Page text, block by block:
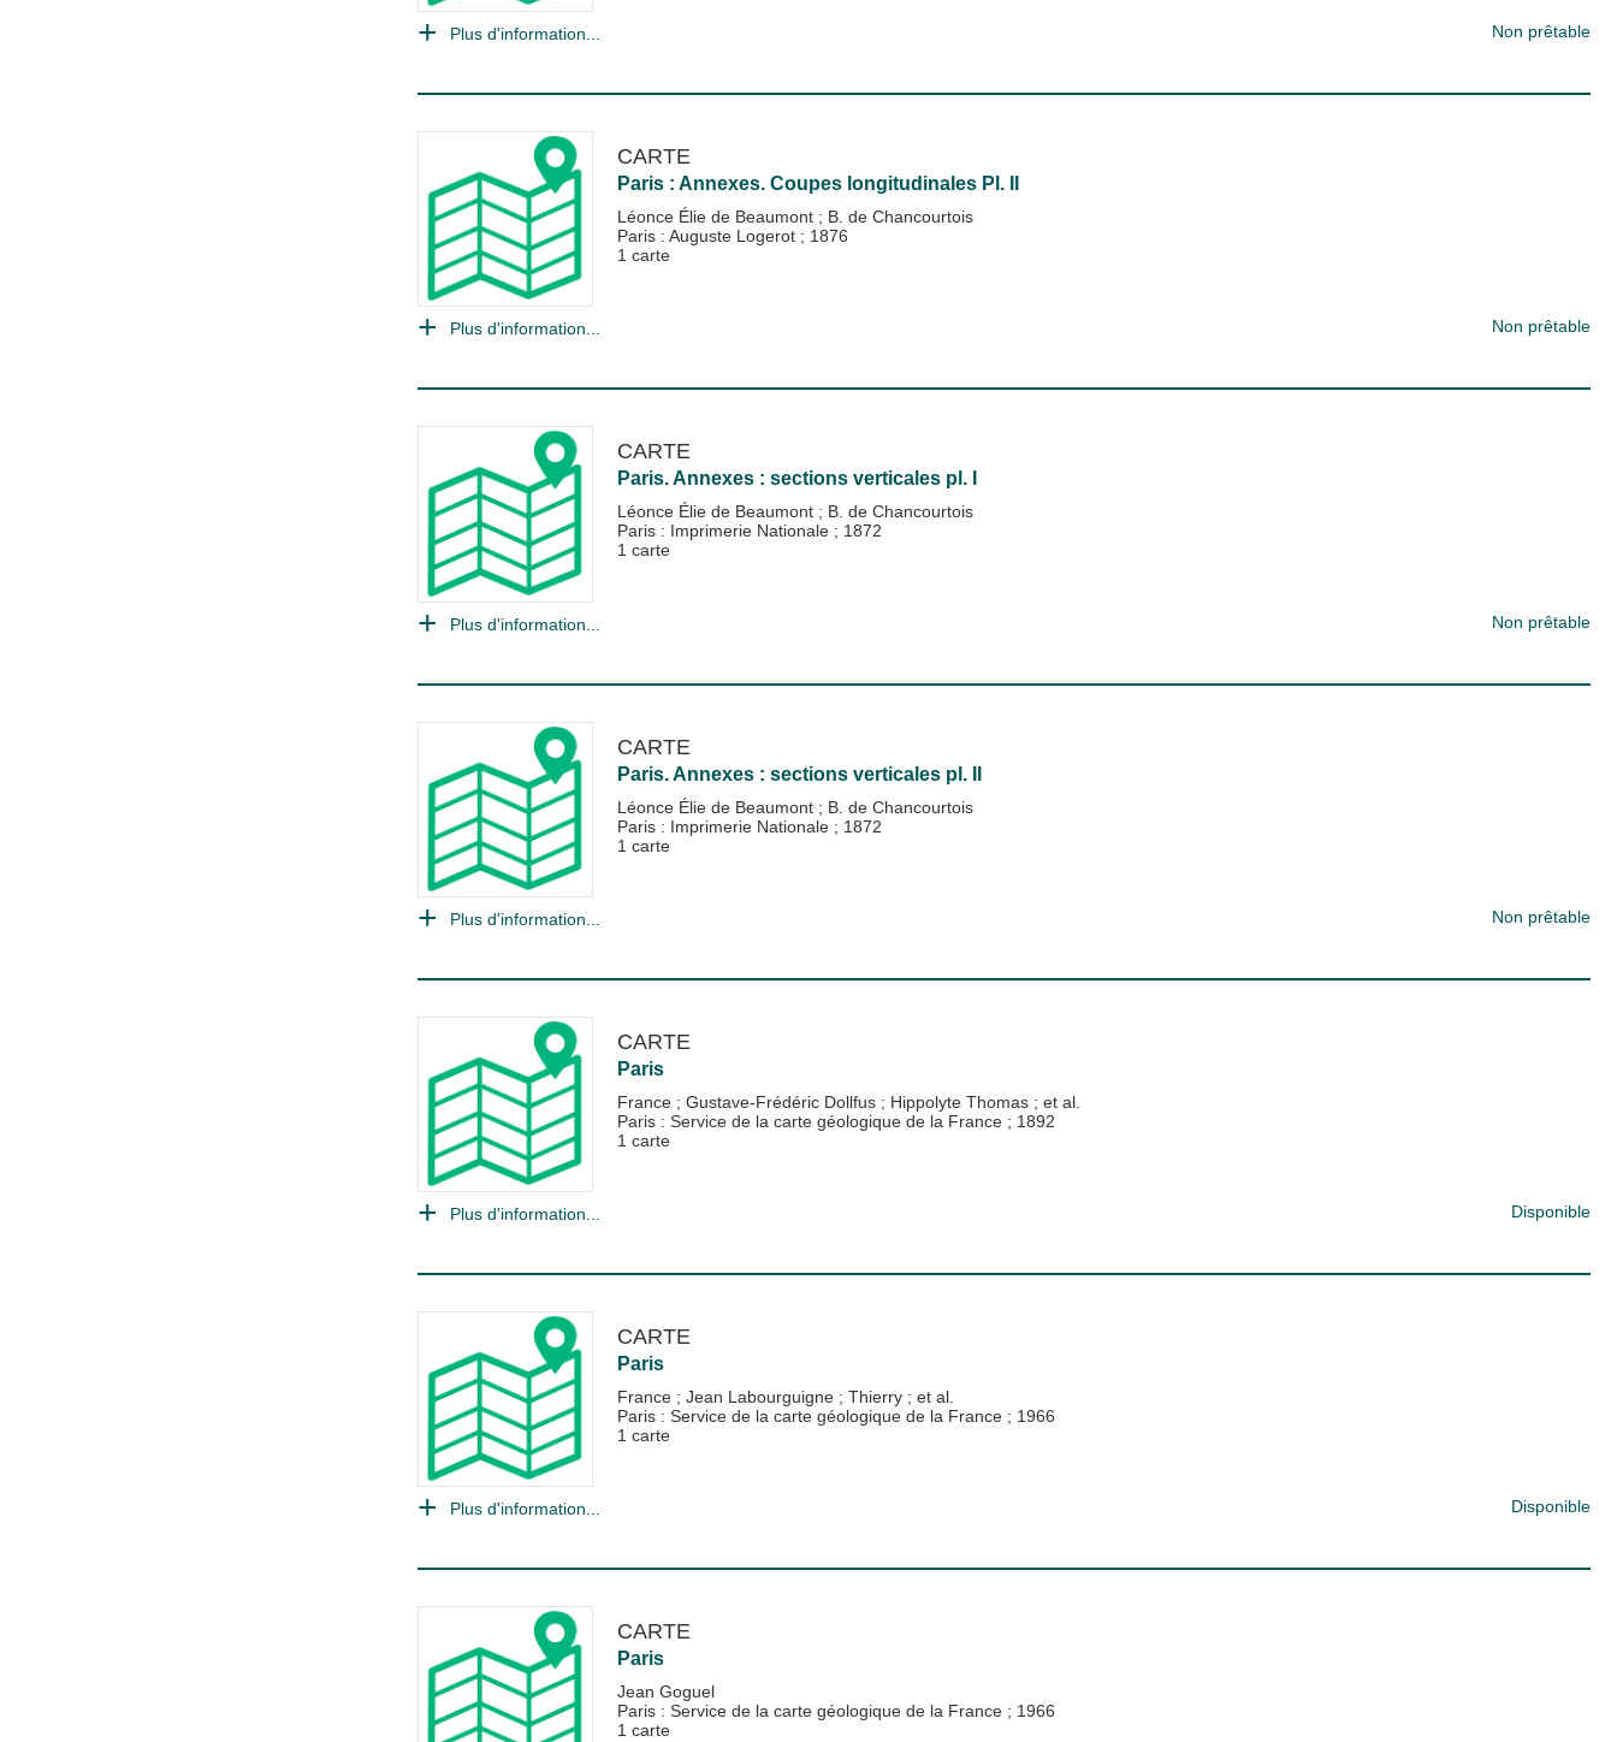
Plus d'information... Non prêtable
CARTE
Paris : Annexes. Coupes longitudinales Pl. II
Léonce Élie de Beaumont ; B. de Chancourtois
Paris : Auguste Logerot ; 1876
1 carte
Plus d'information... Non prêtable
CARTE
Paris. Annexes : sections verticales pl. I
Léonce Élie de Beaumont ; B. de Chancourtois
Paris : Imprimerie Nationale ; 1872
1 carte
Plus d'information... Non prêtable
CARTE
Paris. Annexes : sections verticales pl. II
Léonce Élie de Beaumont ; B. de Chancourtois
Paris : Imprimerie Nationale ; 1872
1 carte
Plus d'information... Non prêtable
CARTE
Paris
France ; Gustave-Frédéric Dollfus ; Hippolyte Thomas ; et al.
Paris : Service de la carte géologique de la France ; 1892
1 carte
Plus d'information... Disponible
CARTE
Paris
France ; Jean Labourguigne ; Thierry ; et al.
Paris : Service de la carte géologique de la France ; 1966
1 carte
Plus d'information... Disponible
CARTE
Paris
Jean Goguel
Paris : Service de la carte géologique de la France ; 1966
1 carte